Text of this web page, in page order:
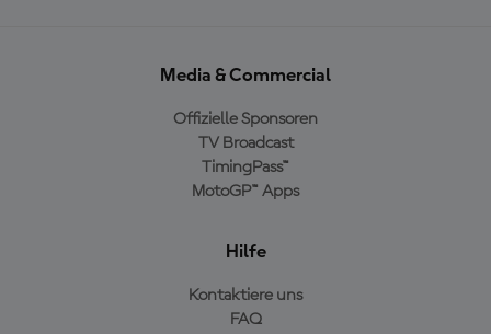
Media & Commercial
Offizielle Sponsoren
TV Broadcast
TimingPass™
MotoGP™ Apps
Hilfe
Kontaktiere uns
FAQ